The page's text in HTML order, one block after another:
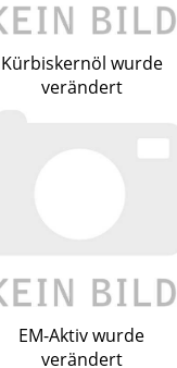
Kürbiskernöl wurde
verändert
EM-Aktiv wurde
verändert